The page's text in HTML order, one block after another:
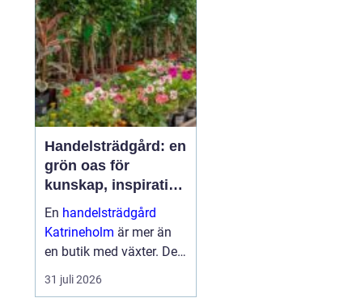
Handelsträdgård: en
grön oas för
kunskap, inspiration
och odlarglädje
En handelsträdgård
Katrineholm är mer än
en butik med växter. Den
fungerar som en
mötesplats för
31 juli 2026